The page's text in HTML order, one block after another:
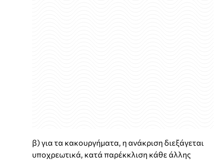
β) για τα κακουργήματα, η ανάκριση διεξάγεται
υποχρεωτικά, κατά παρέκκλιση κάθε άλλης